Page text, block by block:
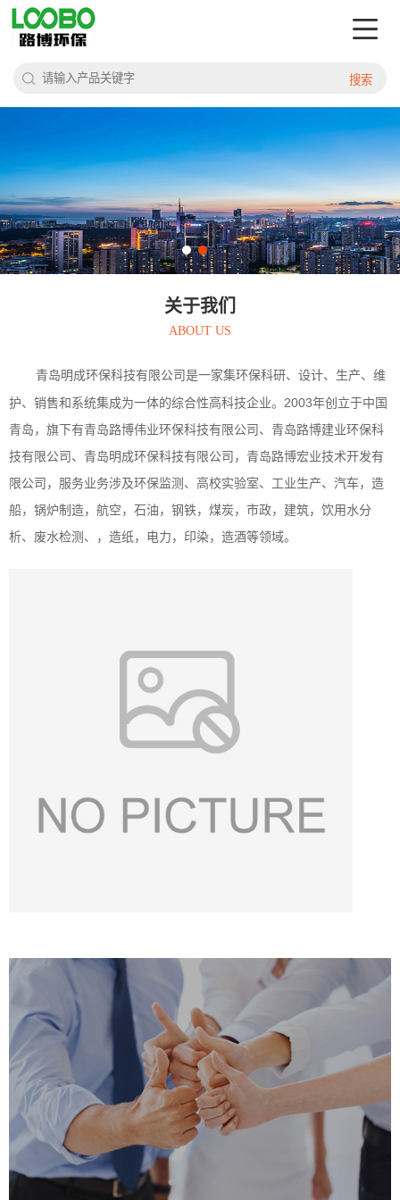
搜索
关于我们
ABOUT US
青岛明成环保科技有限公司是一家集环保科研、设计、生产、维
护、销售和系统集成为一体的综合性高科技企业。 2003年创立于中国
青岛，旗下有青岛路博伟业环保科技有限公司、青岛路博建业环保科
技有限公司、青岛明成环保科技有限公司，青岛路博宏业技术开发有
限公司，服务业务涉及环保监测、高校实验室、工业生产、汽车，造
船，锅炉制造，航空，石油，钢铁，煤炭，市政，建筑，饮用水分
析、废水检测、，造纸，电力，印染，造酒等领域。